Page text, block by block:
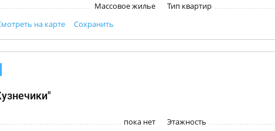
Массовое жилье
Тип квартир
на карте Сохранить
пока нет
Этажность